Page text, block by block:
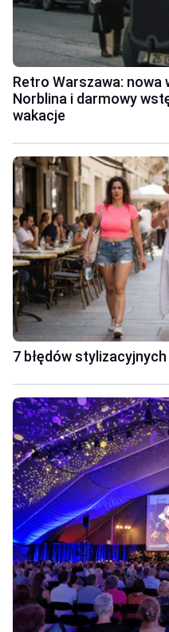
Retro Warszawa: nowa
Norblina i darmowy
wakacje
7 błędów